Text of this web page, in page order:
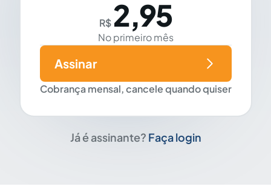
R$ 2,95
No primeiro mês
Cobrança mensal, cancele quando quiser
Assinar
Já é assinante? Faça login